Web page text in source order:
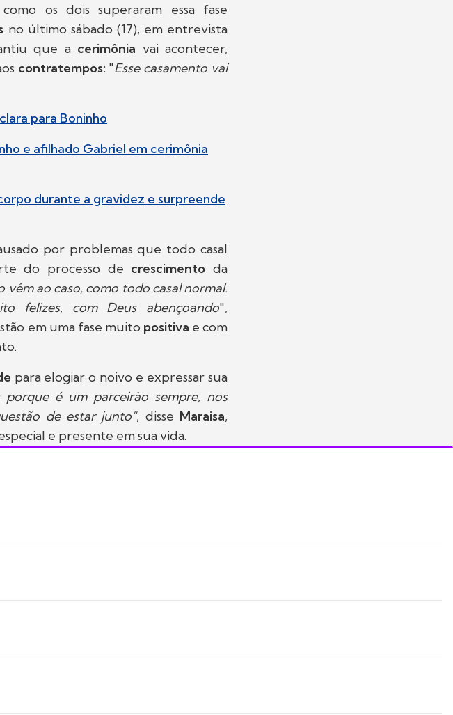
os dois superaram essa fase
no último sábado (17), em entrevista
que a cerimônia vai acontecer,
contratempos: "Esse casamento vai
para Boninho
e afilhado Gabriel em cerimônia
durante a gravidez e surpreende
por problemas que todo casal
do processo de crescimentoda
vêm ao caso, como todo casal normal.
felizes, com Deus abençoando",
em uma fase muito positiva e com
para elogiar o noivo e expressar sua
porque é um parceirão sempre, nos
de estar junto", disse Maraisa,
e presente em sua vida.